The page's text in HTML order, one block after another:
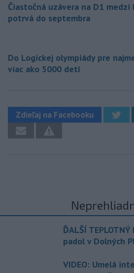
Čiastočná uzávera na D1 medzi
potrvá do septembra
Do Logickej olympiády pre
viac ako 5000 detí
Zdieľaj na Facebooku
ĎALŠÍ
padol v Dolných
VIDEO: Umelá